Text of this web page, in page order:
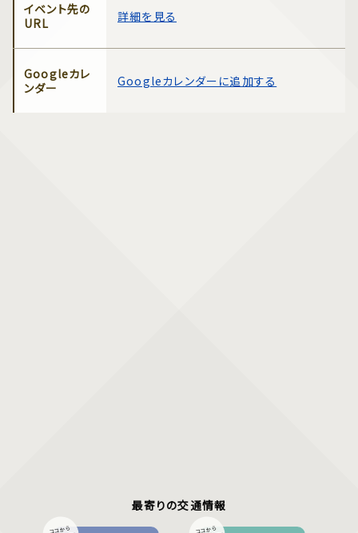
イベント先の
URL
詳細を見る
Googleカレ
ンダー
Googleカレンダーに追加する
最寄りの交通情報
ココから ココから